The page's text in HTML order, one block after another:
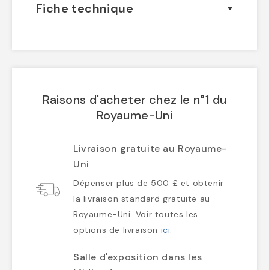
Fiche technique
Raisons d'acheter chez le n°1 du
Royaume-Uni
Livraison gratuite au Royaume-
Uni
Dépenser plus de 500 £ et obtenir
la livraison standard gratuite au
Royaume-Uni. Voir toutes les
options de livraison ici.
Salle d'exposition dans les